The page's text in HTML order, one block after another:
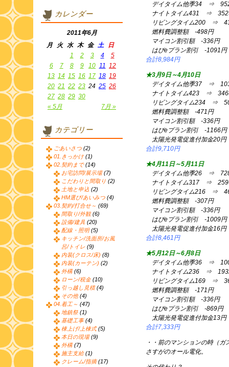
デイタイム他季34 ⇒
ナイトタイム431 ⇒
リビングタイム200 ⇒
燃料費調整額 -498円
マイコン割引額 -336円
はぴeプラン割引 -1091円
合計8,984円
★3月9日～4月10日
デイタイム他季37 ⇒
ナイトタイム423 ⇒
リビングタイム234 ⇒
燃料費調整額 -471円
マイコン割引額 -336円
はぴeプラン割引 -1166円
太陽光発電促進付加金20
合計9,710円
★4月11日～5月11日
デイタイム他季26 ⇒
ナイトタイム317 ⇒
リビングタイム216 ⇒
燃料費調整額 -307円
マイコン割引額 -336円
はぴeプラン割引 -1009円
太陽光発電促進付加金16円
合計8,461円
★5月12日～6月8日
デイタイム他季36 ⇒
ナイトタイム236 ⇒
リビングタイム169 ⇒
燃料費調整額 -171円
マイコン割引額 -336円
はぴeプラン割引 -869円
太陽光発電促進付加金13円
合計7,333円
・・前のマンションの時（
さすがのオール電化。
カレンダー
2011年6月
月
火 水 木 金 土 日
« 5月 7月 »
1 2 3 4
5
6
7 8 9 10 11 12
13 14 15 16 17 18 19
20 21 22 23 24 25 26
27 28 29 30
カテゴリー
ごあいさつ (2)
01.きっかけ (1)
02.契約まで(14)
お宅訪問/展示場(7)
こだわりと間取り (2)
土地と申込 (2)
HM選び/あいみつ (4)
03.契約/打合せ～ (69)
間取り/外観 (6)
設備/建具 (20)
配線・照明(5)
キッチン/洗面所/お風
呂/トイレ (9)
内装(クロス/床) (8)
内装(カーテン) (2)
外構(6)
ローン/税金(10)
引っ越し見積(4)
その他 (4)
04.着工～ (47)
地鎮祭 (1)
基礎工事(4)
棟上げ/上棟式(5)
本日の現場(9)
外構(7)
施主支給(1)
クレーム/指摘(17)